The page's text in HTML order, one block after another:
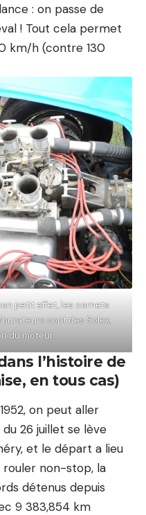
: on passe de
! Tout cela permet
km/h (contre 130
petit effet, les cornets
sont des Solex,
du moteur.
l’histoire de
en tous cas)
on peut aller
26 juillet se lève
et le départ a lieu
rouler non-stop, la
détenus depuis
9 383,854 km